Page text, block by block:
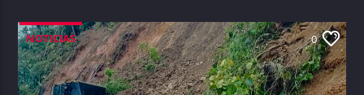
NOTICIAS 0